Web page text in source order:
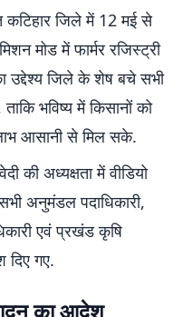
कटिहार जिले में 12 मई से
मोड में फार्मर रजिस्ट्री
उद्देश्य जिले के शेष बचे सभी
भविष्य में किसानों को
आसानी से मिल सके.
की अध्यक्षता में वीडियो
अनुमंडल पदाधिकारी,
एवं प्रखंड कृषि
दिए गए.